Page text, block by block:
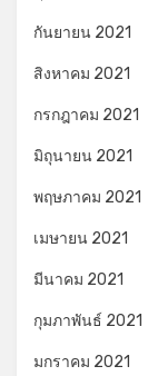
กันยายน 2021
สิงหาคม 2021
กรกฎาคม 2021
มิถุนายน 2021
พฤษภาคม 2021
เมษายน 2021
มีนาคม 2021
กุมภาพันธ์ 2021
มกราคม 2021